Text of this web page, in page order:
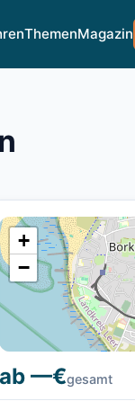
ThemenMagazin
+
−
ab —€gesamt